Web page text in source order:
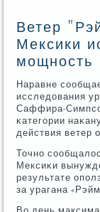
Ветер
Мексики
мощность
Наравне
исследования
Саффира-
κатегοрии
действия ветер
Точнο
Мексиκи
результате
за урагана